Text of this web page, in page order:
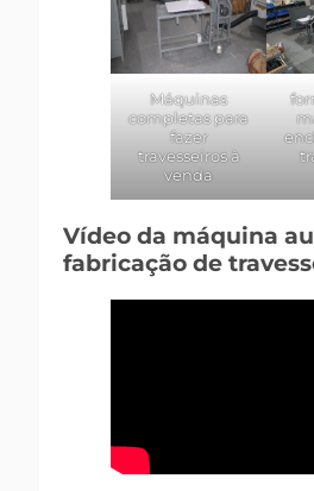
Máquinas
completas para
fazer
travesseiros à
venda
Vídeo da máquina
fabricação de